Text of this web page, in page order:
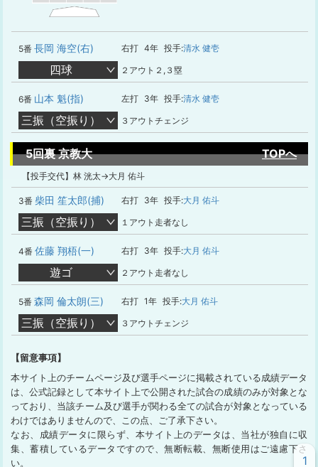
5番 長岡 海空(右) 右打 4年 投手:清水 健壱
四球 ２アウト２,３塁
6番 山本 魁(指) 左打 3年 投手:清水 健壱
三振（空振り） ３アウトチェンジ
5回裏 京教大 TOPへ
【投手交代】林 洸太→大月 佑斗
3番 柴田 笙太郎(捕) 右打 3年 投手:大月 佑斗
三振（空振り） １アウト走者なし
4番 佐藤 翔梧(一) 右打 3年 投手:大月 佑斗
遊ゴ ２アウト走者なし
5番 森岡 倫太朗(三) 右打 1年 投手:大月 佑斗
三振（空振り） ３アウトチェンジ
【留意事項】
本サイト上のチームページ及び選手ページに掲載されている成績データ
は、公式記録として本サイト上で公開された試合の成績のみが対象とな
っており、当該チーム及び選手が関わる全ての試合が対象となっている
わけではありませんので、この点、ご了承下さい。
なお、成績データに限らず、本サイト上のデータは、当社が独自に収
集、蓄積しているデータですので、無断転載、無断使用はご遠慮下さ
い。
1